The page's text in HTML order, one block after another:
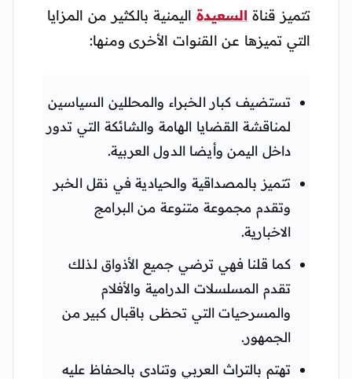
تتميز قناة السعيدة اليمنية بالكثير من المزايا
التي تميزها عن القنوات الأخرى ومنها:
تستضيف كبار الخبراء والمحللين السياسين
لمناقشة القضايا الهامة والشائكة التي تدور
داخل اليمن وأيضا الدول العربية.
تتميز بالمصداقية والحيادية في نقل الخبر
وتقدم مجموعة متنوعة من البرامج
الاخبارية.
كما قلنا فهي ترضي جميع الأذواق لذلك
تقدم المسلسلات الدرامية والأفلام
والمسرحيات التي تحظى باقبال كبير من
الجمهور.
تهتم بالتراث العربي وتنادى بالحفاظ عليه